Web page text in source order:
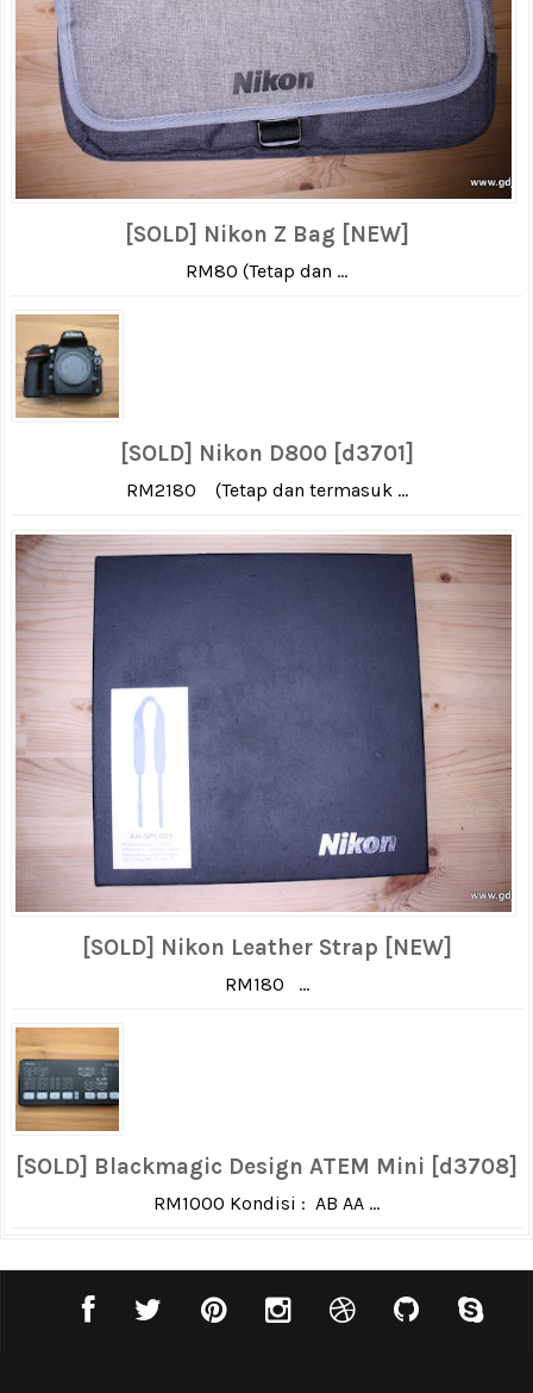
[SOLD] Nikon Z Bag [NEW]
RM80 (Tetap dan ...
[SOLD] Nikon D800 [d3701]
RM2180 (Tetap dan termasuk ...
[SOLD] Nikon Leather Strap [NEW]
RM180 ...
[SOLD] Blackmagic Design ATEM Mini [d3708]
RM1000 Kondisi : AB AA ...